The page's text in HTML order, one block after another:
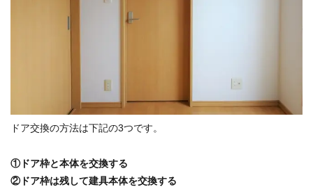
ドア交換の方法は下記の3つです。
①ドア枠と本体を交換する
②ドア枠は残して建具本体を交換する